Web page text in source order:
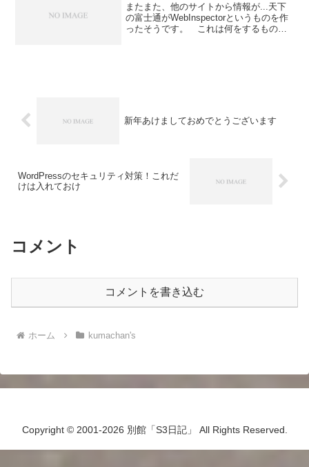
またまた、他のサイトから情報が...天下
の富士通がWebInspectorというものを作
ったそうです。 これは何をするものか
新年あけましておめでとうございます
WordPressのセキュリティ対策！これだ
けは入れておけ
コメント
コメントを書き込む
ホーム kumachan's
Copyright © 2001-2026 別館「S3日記」 All Rights Reserved.